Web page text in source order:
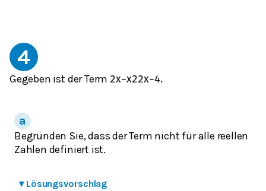
4
Gegeben ist der Term 2x−x22x−4.
Begründen Sie, dass der Term nicht für alle reellen
Zahlen definiert ist.
▾ Lösungsvorschlag